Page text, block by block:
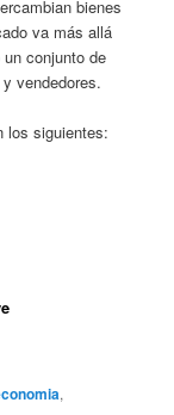
bienes
va más allá
conjunto de
vendedores.
los siguientes:
,